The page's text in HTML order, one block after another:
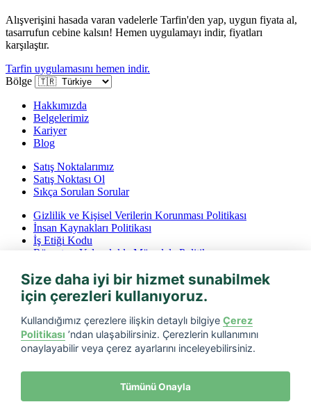
Alışverişini hasada varan vadelerle Tarfin'den yap, uygun fiyata al,
tasarrufun cebine kalsın! Hemen uygulamayı indir, fiyatları
karşılaştır.
Tarfin uygulamasını hemen indir.
Bölge
Hakkımızda
Belgelerimiz
Kariyer
Blog
Satış Noktalarımız
Satış Noktası Ol
Sıkça Sorulan Sorular
Gizlilik ve Kişisel Verilerin Korunması Politikası
İnsan Kaynakları Politikası
İş Etiği Kodu
Rüşvet ve Yolsuzlukla Mücadele Politikası
Bilgi Toplumu Hizmetleri
Tarfin mobil’i indirin
Size daha iyi bir hizmet sunabilmek
için çerezleri kullanıyoruz.
Kullandığımız çerezlere ilişkin detaylı bilgiye Çerez
Politikası ’ndan ulaşabilirsiniz. Çerezlerin kullanımını
onaylayabilir veya çerez ayarlarını inceleyebilirsiniz.
Tümünü Onayla